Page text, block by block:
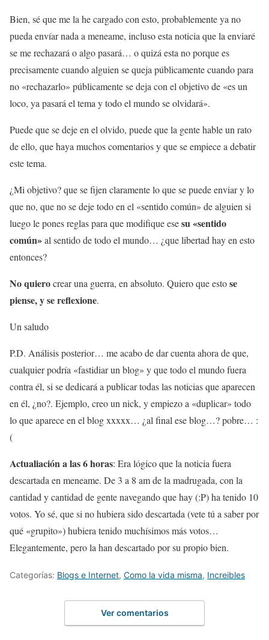
Bien, sé que me la he cargado con esto, probablemente ya no
pueda envíar nada a meneame, incluso esta noticia que la enviaré
se me rechazará o algo pasará… o quizá esta no porque es
precisamente cuando alguien se queja públicamente cuando para
no «rechazarlo» públicamente se deja con el objetivo de «es un
loco, ya pasará el tema y todo el mundo se olvidará».
Puede que se deje en el olvido, puede que la gente hable un rato
de ello, que haya muchos comentarios y que se empiece a debatir
este tema.
¿Mi objetivo? que se fijen claramente lo que se puede enviar y lo
que no, que no se deje todo en el «sentido común» de alguien si
luego le pones reglas para que modifique esesu «sentido
común»al sentido de todo el mundo… ¿que libertad hay en esto
entonces?
No quierocrear una guerra, en absoluto. Quiero que estose
piense, y se reflexione.
Un saludo
P.D. Análisis posterior… me acabo de dar cuenta ahora de que,
cualquier podría «fastidiar un blog» y que todo el mundo fuera
contra él, si se dedicará a publicar todas las noticias que aparecen
en él, ¿no?. Ejemplo, creo un nick, y empiezo a «duplicar» todo
lo que aparece en el blog xxxxx… ¿al final ese blog…? pobre… :
(
Actualiación a las 6 horas: Era lógico que la noticia fuera
descartada en meneame. De 3 a 8 am de la madrugada, con la
cantidad y cantidad de gente navegando que hay (:P) ha tenido 10
votos. Yo sé, que si no hubiera sido descartada (vete tú a saber por
qué «grupito») hubiera tenido muchísimos más votos…
Elegantemente, pero la han descartado por su propio bien.
Categorías: Blogs e Internet, Como la vida misma, Increibles
Ver comentarios